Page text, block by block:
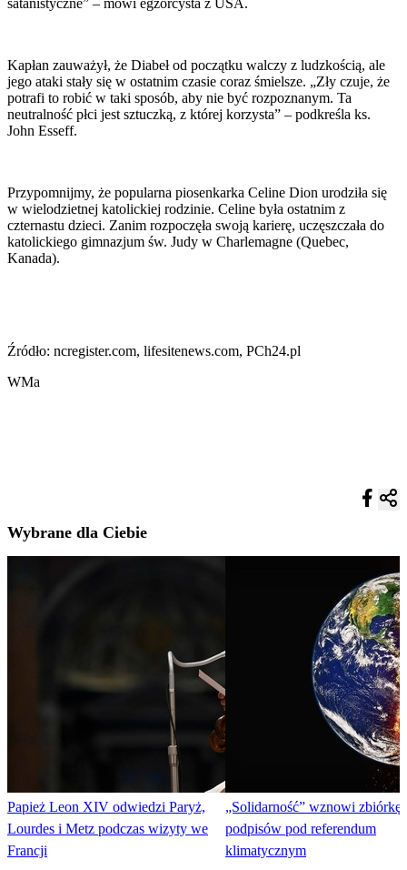
Kapłan zauważył, że Diabeł od początku walczy z ludzkością, ale
jego ataki stały się w ostatnim czasie coraz śmielsze. „Zły czuje, że
potrafi to robić w taki sposób, aby nie być rozpoznanym. Ta
neutralność płci jest sztuczką, z której korzysta” – podkreśla ks.
John Esseff.
Przypomnijmy, że popularna piosenkarka Celine Dion urodziła się
w wielodzietnej katolickiej rodzinie. Celine była ostatnim z
czternastu dzieci. Zanim rozpoczęła swoją karierę, uczęszczała do
katolickiego gimnazjum św. Judy w Charlemagne (Quebec,
Kanada).
Źródło: ncregister.com, lifesitenews.com, PCh24.pl
WMa
Wybrane dla Ciebie
Papież Leon XIV odwiedzi Paryż,
Lourdes i Metz podczas wizyty we
Francji
„Solidarność” wznowi zbiórkę
podpisów pod referendum
klimatycznym